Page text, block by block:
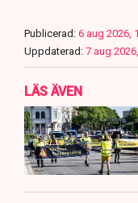
Publicerad: 6 aug 2026,
Uppdaterad: 7 aug
LÄS ÄVEN